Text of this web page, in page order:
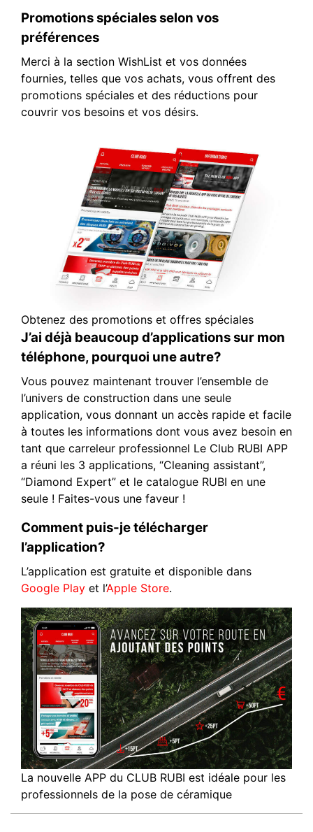
Promotions spéciales selon vos
préférences
Merci à la section WishList et vos données
fournies, telles que vos achats, vous offrent des
promotions spéciales et des réductions pour
couvrir vos besoins et vos désirs.
Obtenez des promotions et offres spéciales
J’ai déjà beaucoup d’applications sur mon
téléphone, pourquoi une autre?
Vous pouvez maintenant trouver l’ensemble de
l’univers de construction dans une seule
application, vous donnant un accès rapide et facile
à toutes les informations dont vous avez besoin en
tant que carreleur professionnel Le Club RUBI APP
a réuni les 3 applications, “Cleaning assistant”,
“Diamond Expert” et le catalogue RUBI en une
seule ! Faites-vous une faveur !
Comment puis-je télécharger
l’application?
L’application est gratuite et disponible dans
Google Play et l’Apple Store.
La nouvelle APP du CLUB RUBI est idéale pour les
professionnels de la pose de céramique